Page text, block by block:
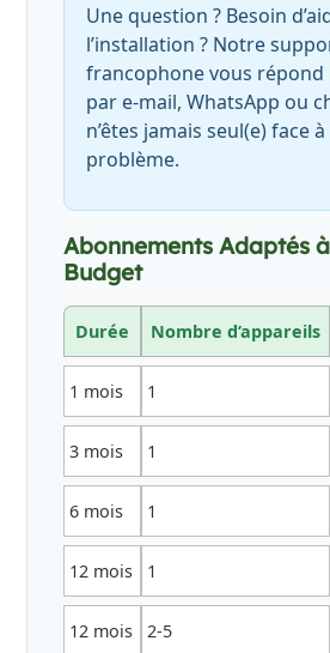
Une question ? Besoin
l’installation ? Notre
francophone vous
par e-mail, WhatsApp ou
n’êtes jamais seul(e) face
problème.
Abonnements Adaptés
Budget
Durée Nombre d’appareils
1 mois 1
3 mois 1
6 mois 1
12 mois 1
12 mois 2-5